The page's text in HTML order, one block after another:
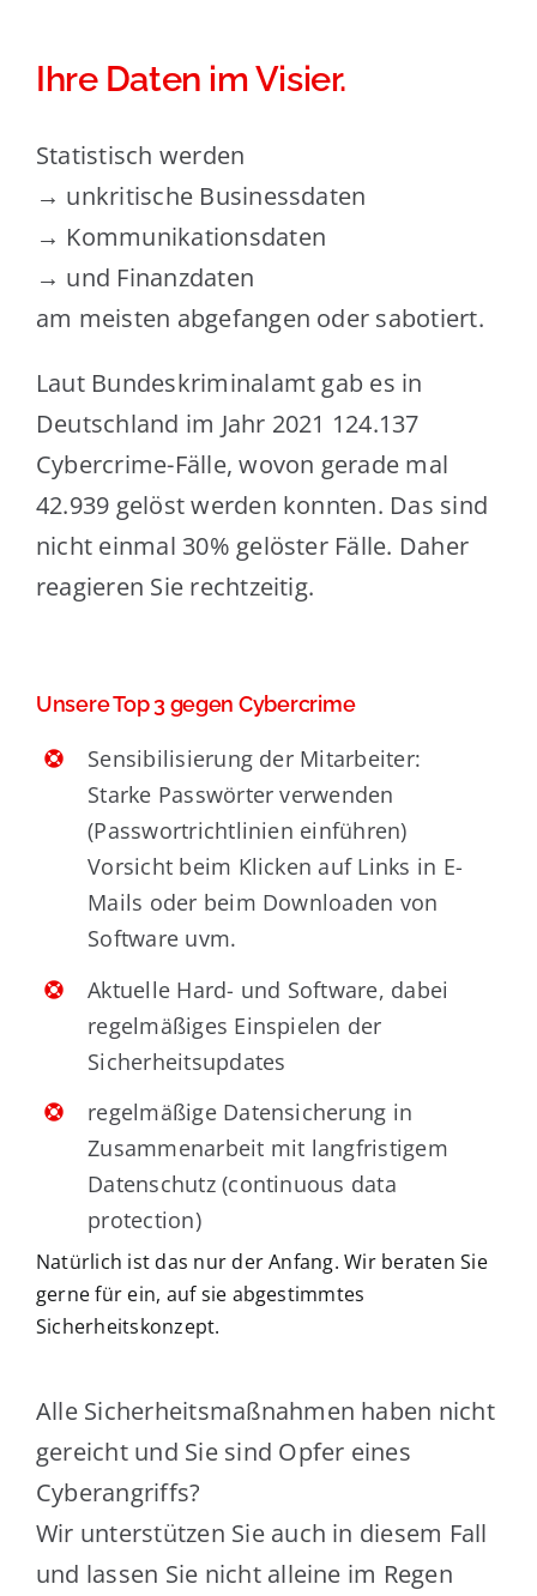
Ihre Daten im Visier.
Statistisch werden
→ unkritische Businessdaten
→ Kommunikationsdaten
→ und Finanzdaten
am meisten abgefangen oder sabotiert.
Laut Bundeskriminalamt gab es in
Deutschland im Jahr 2021 124.137
Cybercrime-Fälle, wovon gerade mal
42.939 gelöst werden konnten. Das sind
nicht einmal 30% gelöster Fälle. Daher
reagieren Sie rechtzeitig.
Unsere Top 3 gegen Cybercrime
Sensibilisierung der Mitarbeiter:
Starke Passwörter verwenden
(Passwortrichtlinien einführen)
Vorsicht beim Klicken auf Links in E-
Mails oder beim Downloaden von
Software uvm.
Aktuelle Hard- und Software, dabei
regelmäßiges Einspielen der
Sicherheitsupdates
regelmäßige Datensicherung in
Zusammenarbeit mit langfristigem
Datenschutz (continuous data
protection)
Natürlich ist das nur der Anfang. Wir beraten Sie
gerne für ein, auf sie abgestimmtes
Sicherheitskonzept.
Alle Sicherheitsmaßnahmen haben nicht
gereicht und Sie sind Opfer eines
Cyberangriffs?
Wir unterstützen Sie auch in diesem Fall
und lassen Sie nicht alleine im Regen